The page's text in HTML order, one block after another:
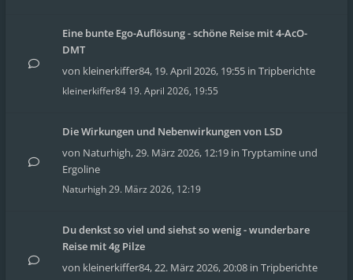
Eine bunte Ego-Auflösung - schöne Reise mit 4-AcO-
DMT
von kleinerkiffer84, 19. April 2026, 19:55 in Tripberichte
kleinerkiffer84 19. April 2026, 19:55
Die Wirkungen und Nebenwirkungen von LSD
von Naturhigh,29. März 2026, 12:19 in Tryptamine und
Ergoline
Naturhigh29. März 2026, 12:19
Du denkst so viel und siehst so wenig - wunderbare
Reise mit 4g Pilze
von kleinerkiffer84,22. März 2026, 20:08 in Tripberichte